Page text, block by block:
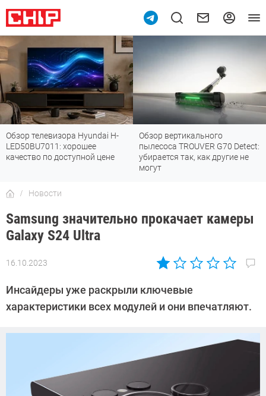
Обзор телевизора Hyundai H-
LED50BU7011: хорошее
качество по доступной цене
Обзор вертикального
пылесоса TROUVER G70 Detect:
убирается так, как другие не
могут
Новости
Samsung значительно прокачает камеры
Galaxy S24 Ultra
16.10.2023
Автор:
Довлатова
Инсайдеры уже раскрыли ключевые
характеристики всех модулей и они впечатляют.